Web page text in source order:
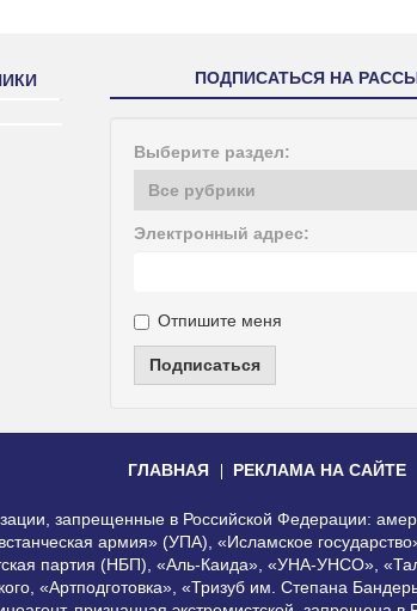
ПОДПИСАТЬСЯ НА
Выберите раздел:
Электронный адрес:
Отпишите меня
Подписаться
ГЛАВНАЯ РЕКЛАМА НА САЙТЕ
запрещенные в Российской Федерации:
армия» (УПА), «Исламское
партия (НБП), «Аль-Каида», «УНА-УНСО»,
«Артподготовка», «Тризуб им. Степана